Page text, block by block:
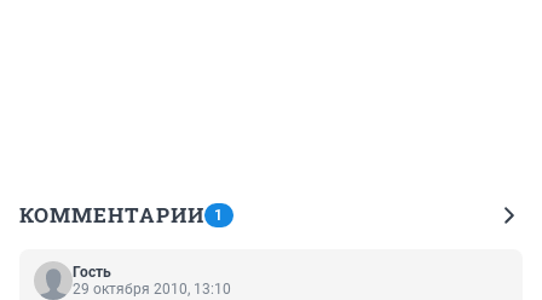
КОММЕНТАРИИ 1
Гость
29 октября 2010, 13:10